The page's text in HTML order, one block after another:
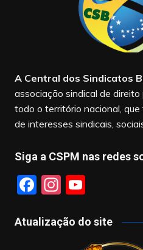
A Central dos Sindicatos
associação sindical de
todo o território nacional,
de interesses sindicais,
Siga a CSPM nas redes
F
c
In
a
Y
u
T
Atualização do site